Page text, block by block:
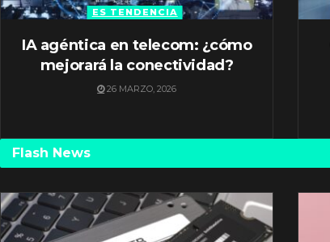
ES TENDENCIA
IA agéntica en telecom: ¿cómo
mejorará la conectividad?
26 MARZO, 2026
Flash News